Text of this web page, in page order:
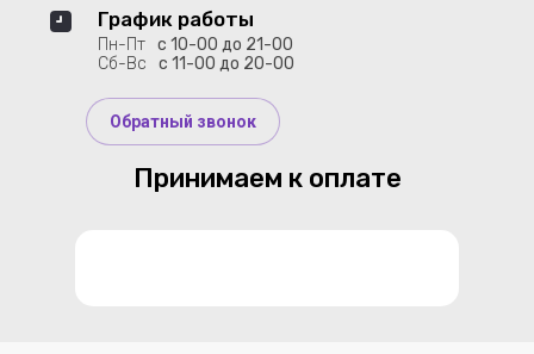
График работы
Пн-Пт с 10-00 до 21-00
Сб-Вс
с 11-00 до 20-00
Обратный звонок
Принимаем к оплате